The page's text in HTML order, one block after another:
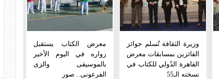
وزيرة الثقافة تُسلم جوائز
الفائزين بمسابقات معرض
القاهرة الدُولي للكتاب في
نسخته الـ55
معرض الكتاب يستقبل
زواره في اليوم الأخير
بالموسيقى والزى
الفرعونى.. صور